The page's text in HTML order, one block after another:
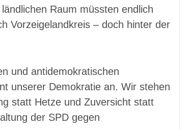
Raum müssten endlich
Vorzeigelandkreis – doch hinter der
und antidemokratischen
unserer Demokratie an. Wir stehen
statt Hetze und Zuversicht statt
der SPD gegen